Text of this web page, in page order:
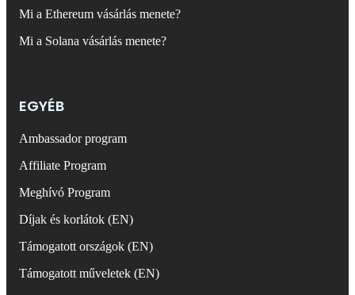
Mi a Ethereum vásárlás menete?
Mi a Solana vásárlás menete?
EGYÉB
Ambassador program
Affiliate Program
Meghívó Program
Díjak és korlátok (EN)
Támogatott országok (EN)
Támogatott műveletek (EN)